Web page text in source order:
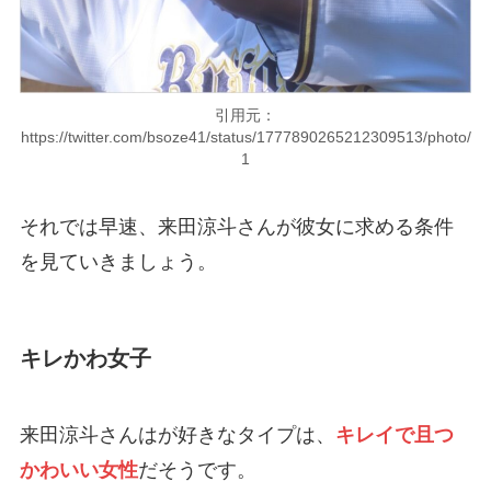
引用元：
https://twitter.com/bsoze41/status/1777890265212309513/photo/
1
それでは早速、来田涼斗さんが彼女に求める条件
を見ていきましょう。
キレかわ女子
来田涼斗さんはが好きなタイプは、 キレイで且つ
かわいい女性だそうです。